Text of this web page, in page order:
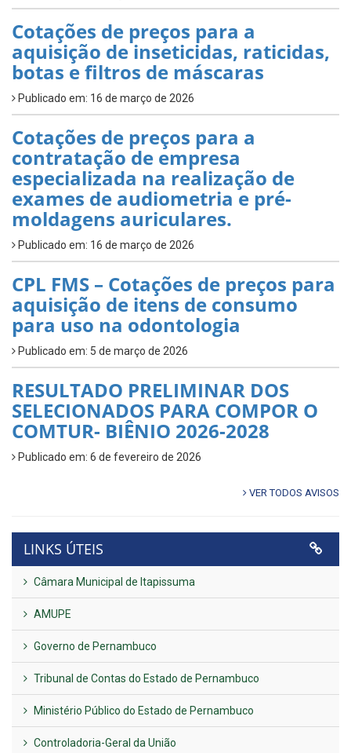
Cotações de preços para a
aquisição de inseticidas, raticidas,
botas e filtros de máscaras
Publicado em: 16 de março de 2026
Cotações de preços para a
contratação de empresa
especializada na realização de
exames de audiometria e pré-
moldagens auriculares.
Publicado em: 16 de março de 2026
CPL FMS – Cotações de preços para
aquisição de itens de consumo
para uso na odontologia
Publicado em: 5 de março de 2026
RESULTADO PRELIMINAR DOS
SELECIONADOS PARA COMPOR O
COMTUR- BIÊNIO 2026-2028
Publicado em: 6 de fevereiro de 2026
VER TODOS AVISOS
LINKS ÚTEIS
Câmara Municipal de Itapissuma
AMUPE
Governo de Pernambuco
Tribunal de Contas do Estado de Pernambuco
Ministério Público do Estado de Pernambuco
Controladoria-Geral da União